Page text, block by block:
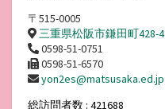
〒515-0005
三重県松阪市鎌田町428-4
0598-51-0751
0598-51-6570
yon2es@matsusaka.ed.jp
総訪問者数 : 421688